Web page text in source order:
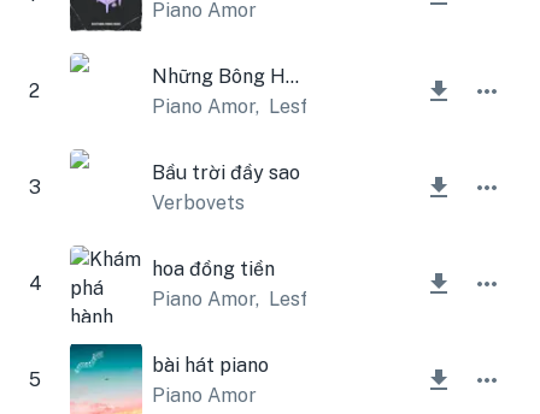
Piano Amor
2
Những Bông Hoa (Piano Version)
Piano Amor, Lesfm
3
Bầu trời đầy sao
Verbovets
4
hoa đồng tiền
Piano Amor, Lesfm
5
bài hát piano
Piano Amor